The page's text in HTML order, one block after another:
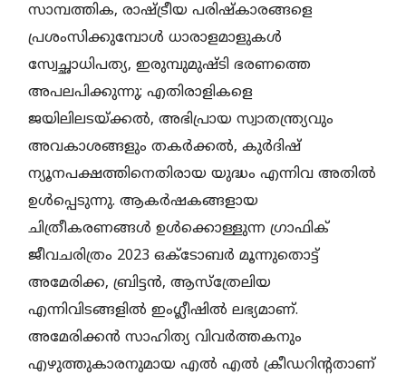
സാമ്പത്തിക, രാഷ്ട്രീയ പരിഷ്കാരങ്ങളെ
പ്രശംസിക്കുമ്പോൾ ധാരാളമാളുകൾ
സ്വേച്ഛാധിപത്യ, ഇരുമ്പുമുഷ്ടി ഭരണത്തെ
അപലപിക്കുന്നു; എതിരാളികളെ
ജയിലിലടയ്ക്കൽ, അഭിപ്രായ സ്വാതന്ത്ര്യവും
അവകാശങ്ങളും തകർക്കൽ, കുർദിഷ്
ന്യൂനപക്ഷത്തിനെതിരായ യുദ്ധം എന്നിവ അതിൽ
ഉൾപ്പെടുന്നു. ആകർഷകങ്ങളായ
ചിത്രീകരണങ്ങൾ ഉൾക്കൊള്ളുന്ന ഗ്രാഫിക്‌
ജീവചരിത്രം 2023 ഒക്ടോബർ മൂന്നുതൊട്ട്‌
അമേരിക്ക, ബ്രിട്ടൻ, ആസ്‌ത്രേലിയ
എന്നിവിടങ്ങളിൽ ഇംഗ്ലീഷിൽ ലഭ്യമാണ്.
അമേരിക്കൻ സാഹിത്യ വിവർത്തകനും
എഴുത്തുകാരനുമായ എൽ എൽ ക്രീഡറിന്റതാണ്‌